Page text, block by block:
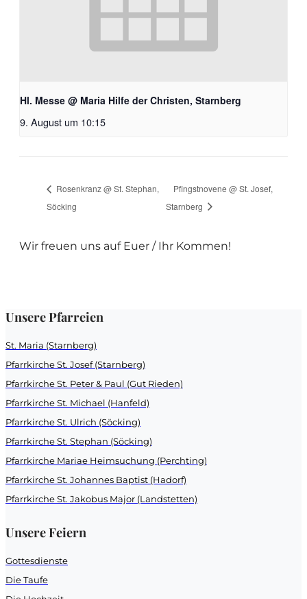
Hl. Messe @ Maria Hilfe der Christen, Starnberg
9. August um 10:15
Rosenkranz @ St. Stephan,
Söcking
Pfingstnovene @ St. Josef,
Starnberg
Wir freuen uns auf Euer / Ihr Kommen!
Unsere Pfarreien
St. Maria (Starnberg)
Pfarrkirche St. Josef (Starnberg)
Pfarrkirche St. Peter & Paul (Gut Rieden)
Pfarrkirche St. Michael (Hanfeld)
Pfarrkirche St. Ulrich (Söcking)
Pfarrkirche St. Stephan (Söcking)
Pfarrkirche Mariae Heimsuchung (Perchting)
Pfarrkirche St. Johannes Baptist (Hadorf)
Pfarrkirche St. Jakobus Major (Landstetten)
Unsere Feiern
Gottesdienste
Die Taufe